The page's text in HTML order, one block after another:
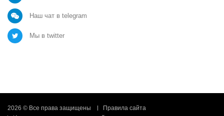
Наш чат в telegram
Мы в twitter
2026 © Все права защищены
Правила сайта